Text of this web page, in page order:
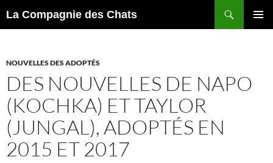
La Compagnie des Chats
NOUVELLES DES ADOPTÉS
DES NOUVELLES DE NAPO
(KOCHKA) ET TAYLOR
(JUNGAL), ADOPTÉS EN
2015 ET 2017